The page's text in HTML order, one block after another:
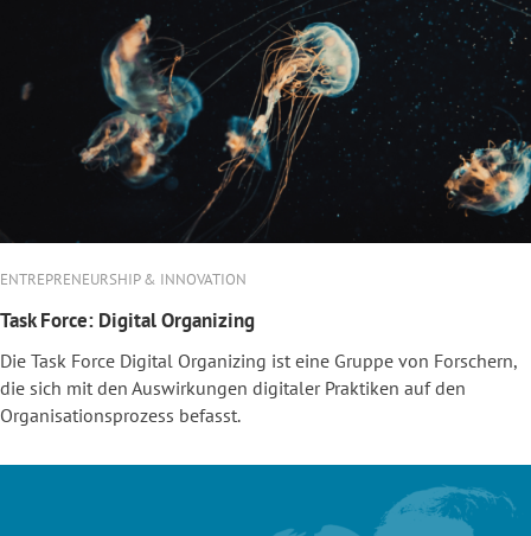
ENTREPRENEURSHIP & INNOVATION
Task Force: Digital Organizing
Die Task Force Digital Organizing ist eine Gruppe von Forschern,
die sich mit den Auswirkungen digitaler Praktiken auf den
Organisationsprozess befasst.